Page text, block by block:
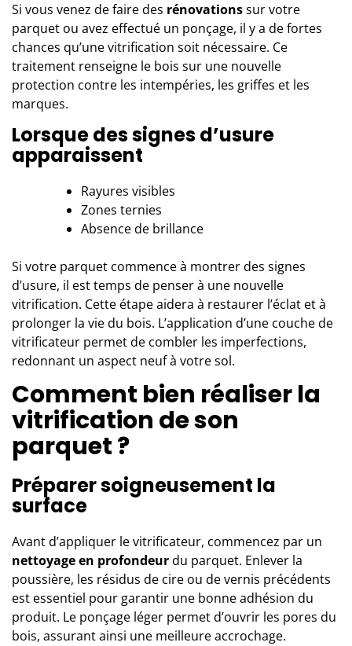
Si vous venez de faire des rénovationssur votre
parquet ou avez effectué un ponçage, il y a de fortes
chances qu’une vitrification soit nécessaire. Ce
traitement renseigne le bois sur une nouvelle
protection contre les intempéries, les griffes et les
marques.
Lorsque des signes d’usure
apparaissent
Rayures visibles
Zones ternies
Absence de brillance
Si votre parquet commence à montrer des signes
d’usure, il est temps de penser à une nouvelle
vitrification. Cette étape aidera à restaurer l’éclat et à
prolonger la vie du bois. L’application d’une couche de
vitrificateur permet de combler les imperfections,
redonnant un aspect neuf à votre sol.
Comment bien réaliser la
vitrification de son
parquet ?
Préparer soigneusement la
surface
Avant d’appliquer le vitrificateur, commencez par un
nettoyage en profondeurdu parquet. Enlever la
poussière, les résidus de cire ou de vernis précédents
est essentiel pour garantir une bonne adhésion du
produit. Le ponçage léger permet d’ouvrir les pores du
bois, assurant ainsi une meilleure accrochage.